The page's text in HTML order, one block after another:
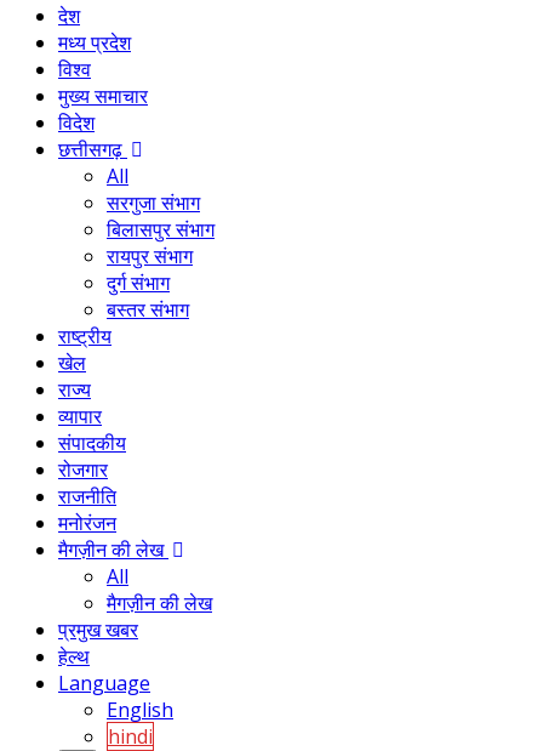
देश
मध्य प्रदेश
विश्व
मुख्य समाचार
विदेश
छत्तीसगढ़
All
सरगुजा संभाग
बिलासपुर संभाग
रायपुर संभाग
दुर्ग संभाग
बस्तर संभाग
राष्ट्रीय
खेल
राज्य
व्यापार
संपादकीय
रोजगार
राजनीति
मनोरंजन
मैगज़ीन की लेख
All
मैगज़ीन की लेख
प्रमुख खबर
हेल्थ
Language
English
hindi